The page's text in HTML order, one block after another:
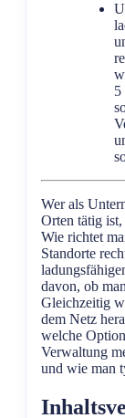
5
Wer als
Orten tätig
Wie richtet
Standorte
davon, ob
Gleichzeitig
dem Netz
welche
Verwaltung
und wie man